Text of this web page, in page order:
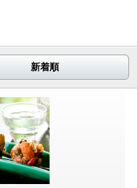
新着順